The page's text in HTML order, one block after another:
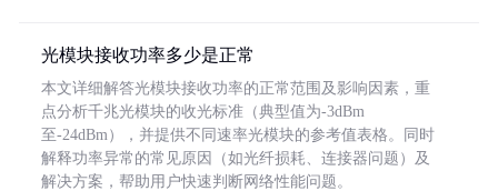
光模块接收功率多少是正常
本文详细解答光模块接收功率的正常范围及影响因素，重
点分析千兆光模块的收光标准（典型值为-3dBm
至-24dBm），并提供不同速率光模块的参考值表格。同时
解释功率异常的常见原因（如光纤损耗、连接器问题）及
解决方案，帮助用户快速判断网络性能问题。